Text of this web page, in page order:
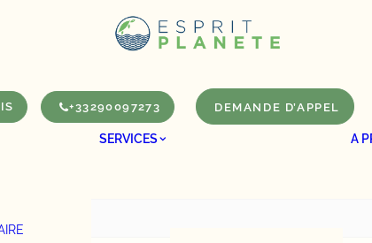
SERVICES A
+33290097273 DEMANDE D’APPEL